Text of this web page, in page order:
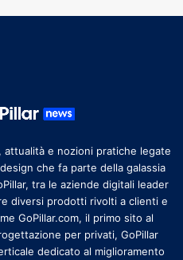
e nozioni pratiche legate
che fa parte della galassia
tra le aziende digitali leader
diversi prodotti rivolti a clienti e
GoPillar.com, il primo sito al
per privati, GoPillar
dedicato al miglioramento